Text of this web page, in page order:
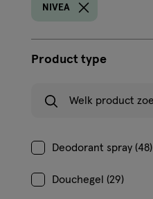
NIVEA
Product type
Deodorant spray (48)
Douchegel (29)